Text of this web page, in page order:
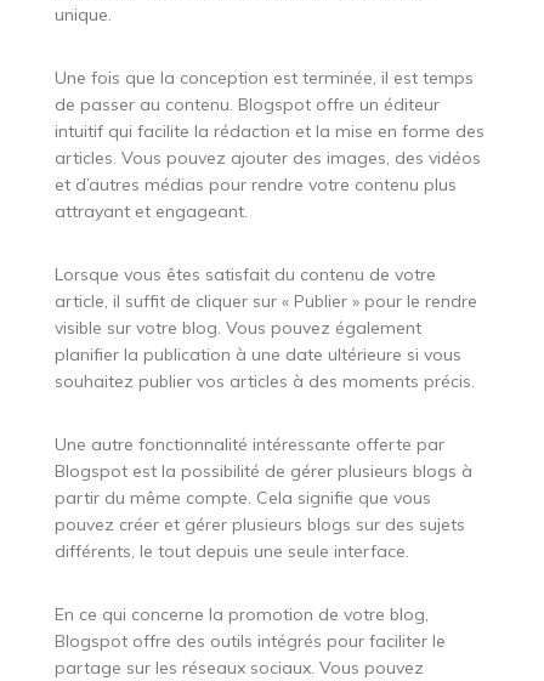
unique.
Une fois que la conception est terminée, il est temps
de passer au contenu. Blogspot offre un éditeur
intuitif qui facilite la rédaction et la mise en forme des
articles. Vous pouvez ajouter des images, des vidéos
et d’autres médias pour rendre votre contenu plus
attrayant et engageant.
Lorsque vous êtes satisfait du contenu de votre
article, il suffit de cliquer sur « Publier » pour le rendre
visible sur votre blog. Vous pouvez également
planifier la publication à une date ultérieure si vous
souhaitez publier vos articles à des moments précis.
Une autre fonctionnalité intéressante offerte par
Blogspot est la possibilité de gérer plusieurs blogs à
partir du même compte. Cela signifie que vous
pouvez créer et gérer plusieurs blogs sur des sujets
différents, le tout depuis une seule interface.
En ce qui concerne la promotion de votre blog,
Blogspot offre des outils intégrés pour faciliter le
partage sur les réseaux sociaux. Vous pouvez